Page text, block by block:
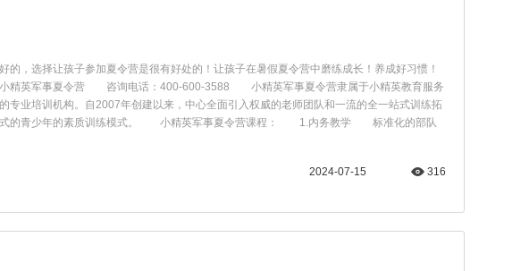
，选择让孩子参加夏令营是很有好处的！让孩子在暑假夏令营中磨练成长！养成好习惯！
精英军事夏令营 咨询电话：400-600-3588​ 小精英军事夏令营隶属于小精英教育服务
专业培训机构。自2007年创建以来，中心全面引入权威的老师团队和一流的全一站式训练拓
国式的青少年的素质训练模式。 ​小精英军事夏令营课程： 1.内务教学 标准化的部队
316
2024-07-15